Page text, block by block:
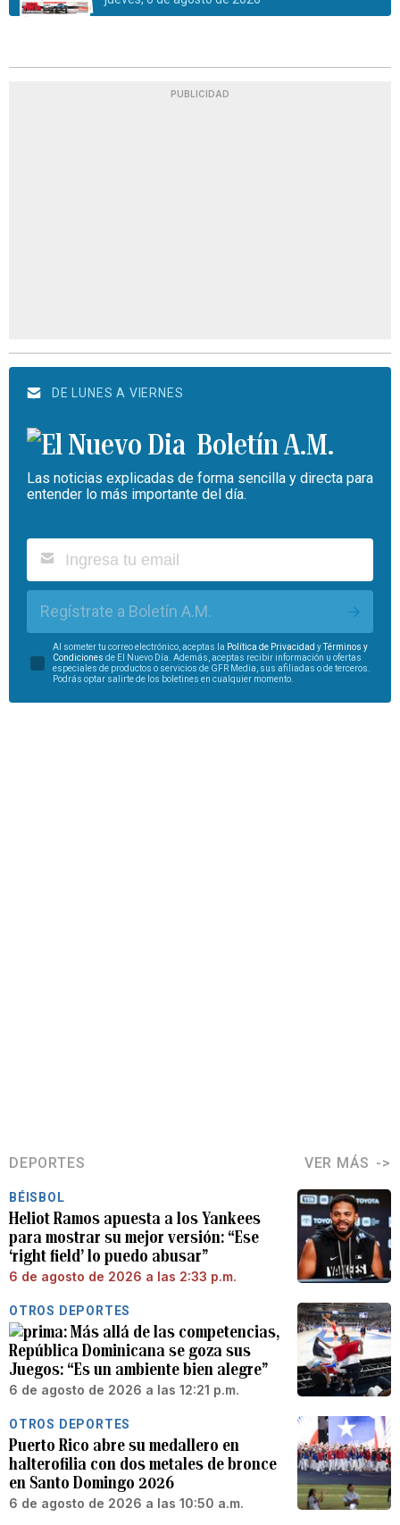
PUBLICIDAD
DE LUNES A VIERNES
Boletín A.M.
Las noticias explicadas de forma sencilla y directa para
entender lo más importante del día.
Regístrate a Boletín A.M.
Al someter tu correo electrónico, aceptas la Política de Privacidad yTérminos y
Condiciones de El Nuevo Día. Además, aceptas recibir información u ofertas
especiales de productos o servicios de GFR Media, sus afiliadas o de terceros.
Podrás optar salirte de los boletines en cualquier momento.
DEPORTES VER MÁS
BÉISBOL
Heliot Ramos apuesta a los Yankees
para mostrar su mejor versión: “Ese
‘right field’ lo puedo abusar”
6 de agosto de 2026 a las 2:33 p.m.
OTROS DEPORTES
Más allá de las competencias,
República Dominicana se goza sus
Juegos: “Es un ambiente bien alegre”
6 de agosto de 2026 a las 12:21 p.m.
OTROS DEPORTES
Puerto Rico abre su medallero en
halterofilia con dos metales de bronce
en Santo Domingo 2026
6 de agosto de 2026 a las 10:50 a.m.